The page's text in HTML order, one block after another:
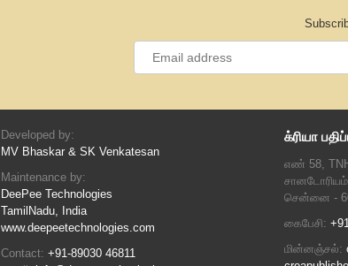
Developed by:
MV Bhaskar & SK Venkatesan
Maintenance by:
DeePee Technologies
TamilNadu, India
www.deepeetechnologies.com
Contact: +91-89030 46811
க்ரியா
எண் 58,
சென்னை -
கைபேசி:
மின்னஞ்சல்: